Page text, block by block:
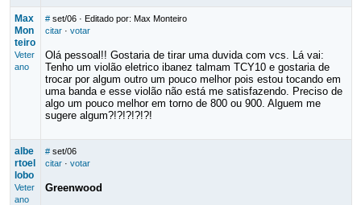
Max
Mon
teiro
Veter
ano
# set/06· Editado por: Max Monteiro
citar· votar
Olá pessoal!! Gostaria de tirar uma duvida com vcs. Lá vai:
Tenho um violão eletrico ibanez talmam TCY10 e gostaria de
trocar por algum outro um pouco melhor pois estou tocando em
uma banda e esse violão não está me satisfazendo. Preciso de
algo um pouco melhor em torno de 800 ou 900. Alguem me
sugere algum?!?!?!?!?!
albe
rtoel
lobo
Veter
ano
# set/06
citar· votar
Greenwood